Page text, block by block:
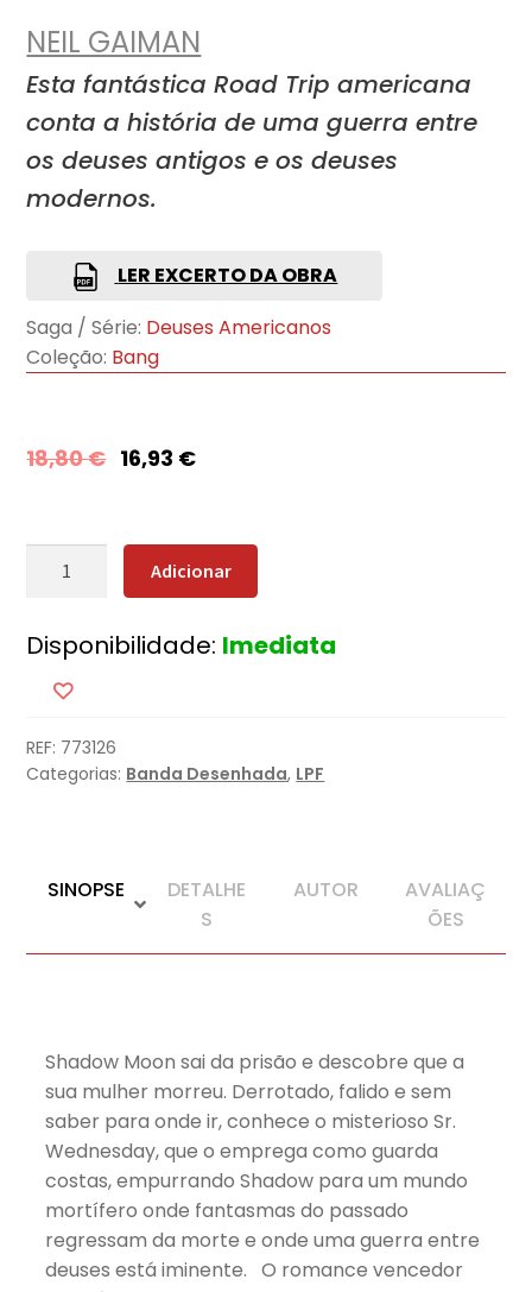
NEIL GAIMAN
Esta fantástica Road Trip americana
conta a história de uma guerra entre
os deuses antigos e os deuses
modernos.
LER EXCERTO DA OBRA
Saga / Série: Deuses Americanos
Coleção: Bang
18,80€ 16,93 €
Quantidade
Americanos
Sombras
Adicionar
Disponibilidade: Imediata
REF: 773126
Categorias: Banda Desenhada, LPF
SINOPSE
DETALHE
S
AUTOR
AVALIAÇ
ÕES
Shadow Moon sai da prisão e descobre que a
sua mulher morreu. Derrotado, falido e sem
saber para onde ir, conhece o misterioso Sr.
Wednesday, que o emprega como guarda
costas, empurrando Shadow para um mundo
mortífero onde fantasmas do passado
regressam da morte e onde uma guerra entre
deuses está iminente. O romance vencedor